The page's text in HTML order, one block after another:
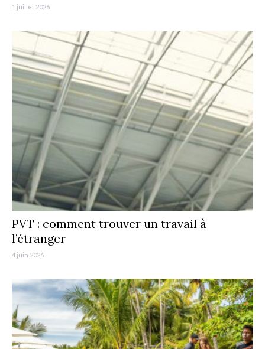
1 juillet 2026
PVT : comment trouver un travail à
l’étranger
4 juin 2026